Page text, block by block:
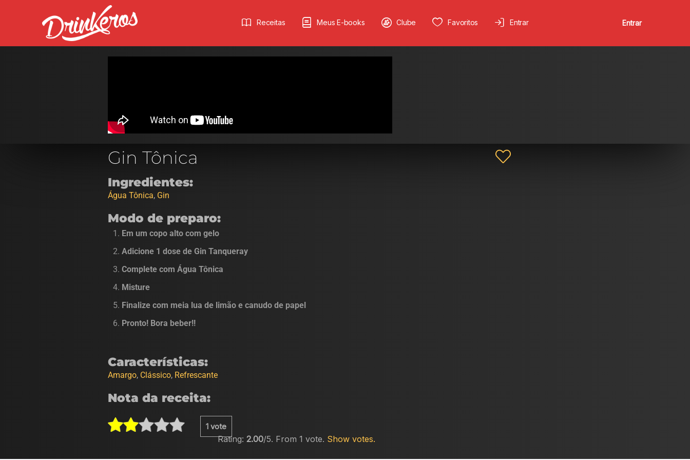
Receitas Meus E-books Clube Favoritos Entrar Entrar
Gin Tônica
Ingredientes:
Água Tônica, Gin
Modo de preparo:
Em um copo alto com gelo
Adicione 1 dose de Gin Tanqueray
Complete com Água Tônica
Misture
Finalize com meia lua de limão e canudo de papel
Pronto! Bora beber!!
Características:
Amargo, Clássico, Refrescante
Nota da receita:
Rate
Rating:2.00/5. From 1 vote. Show votes.
1vote